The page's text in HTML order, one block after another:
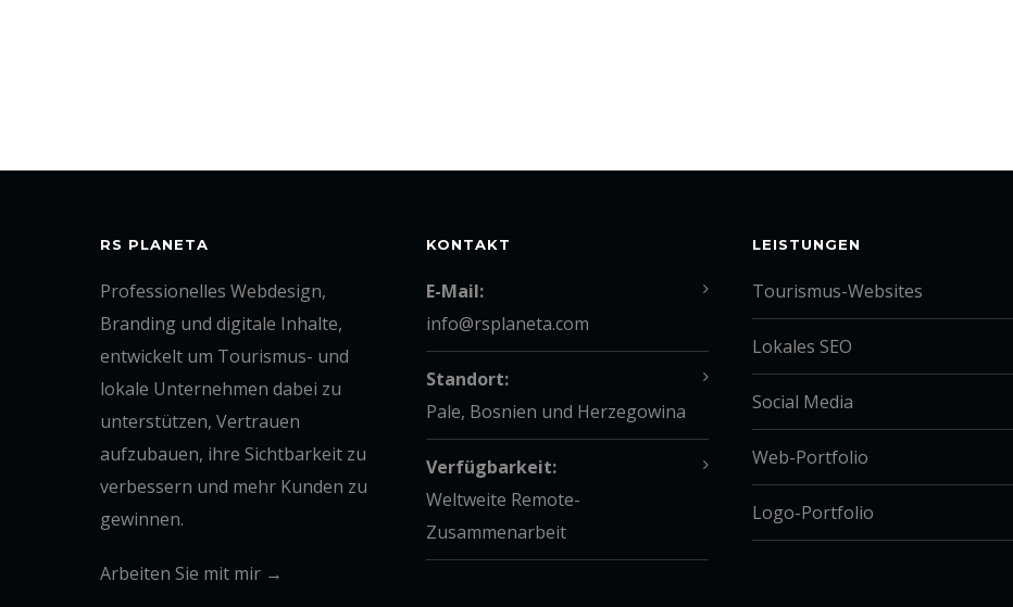
RS PLANETA
Professionelles Webdesign,
Branding und digitale Inhalte,
entwickelt um Tourismus- und
lokale Unternehmen dabei zu
unterstützen, Vertrauen
aufzubauen, ihre Sichtbarkeit zu
verbessern und mehr Kunden zu
gewinnen.
Arbeiten Sie mit mir →
KONTAKT
E-Mail:
info@rsplaneta.com
Standort:
Pale, Bosnien und Herzegowina
Verfügbarkeit:
Weltweite Remote-
Zusammenarbeit
LEISTUNGEN
Tourismus-Websites
Lokales SEO
Social Media
Web-Portfolio
Logo-Portfolio